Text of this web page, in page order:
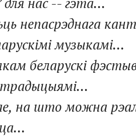
непасрэднага
музыкамі...
беларускі
на што можна